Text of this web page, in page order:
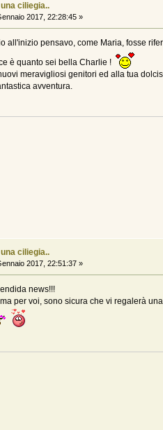
ciliegia..
2017, 22:28:45 »
all'inizio pensavo, come Maria, fosse
è quanto sei bella Charlie !
meravigliosi genitori ed alla tua
avventura.
ciliegia..
2017, 22:51:37 »
news!!!
per voi, sono sicura che vi regalerà